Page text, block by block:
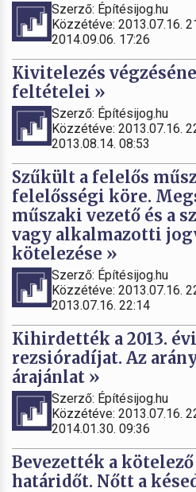
Szerző: Építésijog.hu
Közzétéve: 2013.07.16.
2014.09.06. 17:26
Kivitelezés
feltételei »
Szerző: Építésijog.hu
Közzétéve: 2013.07.16.
2013.08.14. 08:53
Szűkült a felelős
felelősségi köre.
műszaki vezető és a
vagy alkalmazotti
kötelezése »
Szerző: Építésijog.hu
Közzétéve: 2013.07.16.
2013.07.16. 22:14
Kihirdették a 2013.
rezsióradíjat. Az
árajánlat »
Szerző: Építésijog.hu
Közzétéve: 2013.07.16.
2014.01.30. 09:36
Bevezették a
határidőt. Nőtt a